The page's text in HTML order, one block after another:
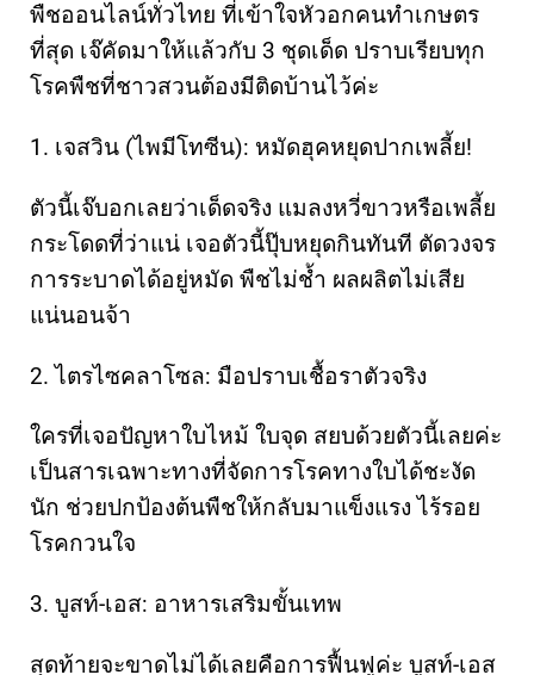
พืชออนไลน์ทั่วไทย ที่เข้าใจหัวอกคนทำเกษตร
ที่สุด เจ๊คัดมาให้แล้วกับ 3 ชุดเด็ด ปราบเรียบทุก
โรคพืชที่ชาวสวนต้องมีติดบ้านไว้ค่ะ
1. เจสวิน (ไพมีโทซีน): หมัดฮุคหยุดปากเพลี้ย!
ตัวนี้เจ๊บอกเลยว่าเด็ดจริง แมลงหวี่ขาวหรือเพลี้ย
กระโดดที่ว่าแน่ เจอตัวนี้ปุ๊บหยุดกินทันที ตัดวงจร
การระบาดได้อยู่หมัด พืชไม่ช้ำ ผลผลิตไม่เสีย
แน่นอนจ้า
2. ไตรไซคลาโซล: มือปราบเชื้อราตัวจริง
ใครที่เจอปัญหาใบไหม้ ใบจุด สยบด้วยตัวนี้เลยค่ะ
เป็นสารเฉพาะทางที่จัดการโรคทางใบได้ชะงัด
นัก ช่วยปกป้องต้นพืชให้กลับมาแข็งแรง ไร้รอย
โรคกวนใจ
3. บูสท์-เอส: อาหารเสริมขั้นเทพ
สุดท้ายจะขาดไม่ได้เลยคือการฟื้นฟูค่ะ บูสท์-เอส